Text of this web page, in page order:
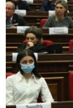
ՄԻՋԱԶԳԱՅԻՆ
ՄՇԱԿՈՒՅԹ
ՍՊՈՐՏ
ՏՏ ԵՒ ԻՆՏԵՐՆԵՏ
ԿՈՐՈՆԱՎԻՐՈՒՍ